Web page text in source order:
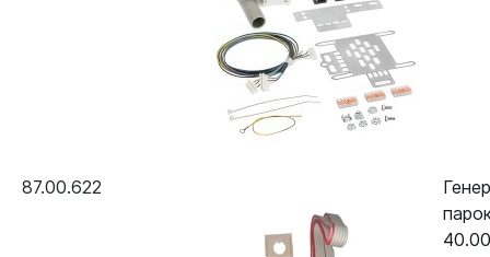
87.00.622